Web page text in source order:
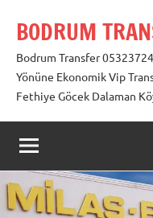
BODRUM
Bodrum Transfer
Yönüne Ekonomik Vip
Fethiye Göcek Dalaman